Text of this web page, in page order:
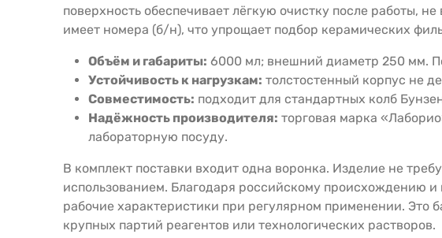
поверхность обеспечивает лёгкую очистку после работы,
имеет номера (б/н), что упрощает подбор керамических
Объём и габариты: 6000 мл; внешний диаметр 250 мм.
Устойчивость к нагрузкам: толстостенный корпус не
Совместимость: подходит для стандартных колб
Надёжность производителя: торговая марка
лабораторную посуду.
В комплект поставки входит одна воронка. Изделие не
использованием. Благодаря российскому происхождению
рабочие характеристики при регулярном применении. Это
крупных партий реагентов или технологических растворов.